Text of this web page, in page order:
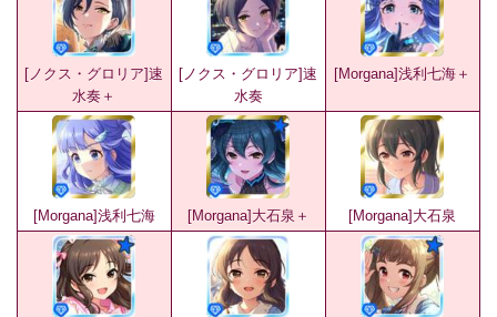
[ノクス・グロリア]速
水奏＋
[ノクス・グロリア]速
水奏
[Morgana]浅利七海＋
[Morgana]浅利七海 [Morgana]大石泉＋ [Morgana]大石泉